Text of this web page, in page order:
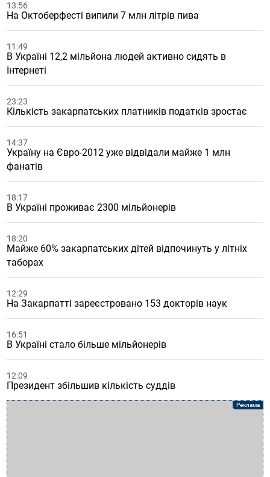
13:56
На Октоберфесті випили 7 млн літрів пива
11:49
В Україні 12,2 мільйона людей активно сидять в
Інтернеті
23:23
Кількість закарпатських платників податків зростає
14:37
Україну на Євро-2012 уже відвідали майже 1 млн
фанатів
18:17
В Україні проживає 2300 мільйонерів
18:20
Майже 60% закарпатських дітей відпочинуть у літніх
таборах
12:29
На Закарпатті зареєстровано 153 докторів наук
16:51
В Україні стало більше мільйонерів
12:09
Президент збільшив кількість суддів